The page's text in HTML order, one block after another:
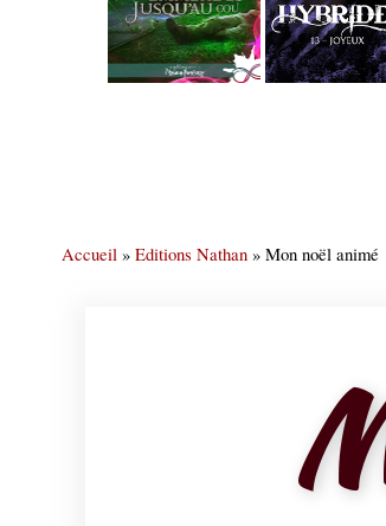
Accueil » Editions Nathan » Mon noël animé